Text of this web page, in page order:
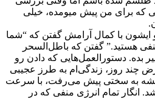
که برای من پیش میومده، خیلی
و ایشون با کمال آرامش گفتن که “شما
هستید.” گفتن که باطل‌السحر
بده. دستورالعمل‌هایی که دادن رو
چند روز، زندگی‌ام به طرز عجیبی
به سختی پیش می‌رفت، با سرعت
انگار تمام انرژی منفی که در